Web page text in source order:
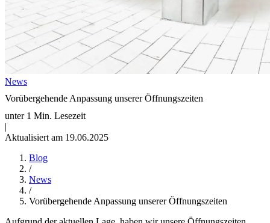
News
Vorübergehende Anpassung unserer Öffnungszeiten
unter 1 Min. Lesezeit
|
Aktualisiert am 19.06.2025
Blog
/
News
/
Vorübergehende Anpassung unserer Öffnungszeiten